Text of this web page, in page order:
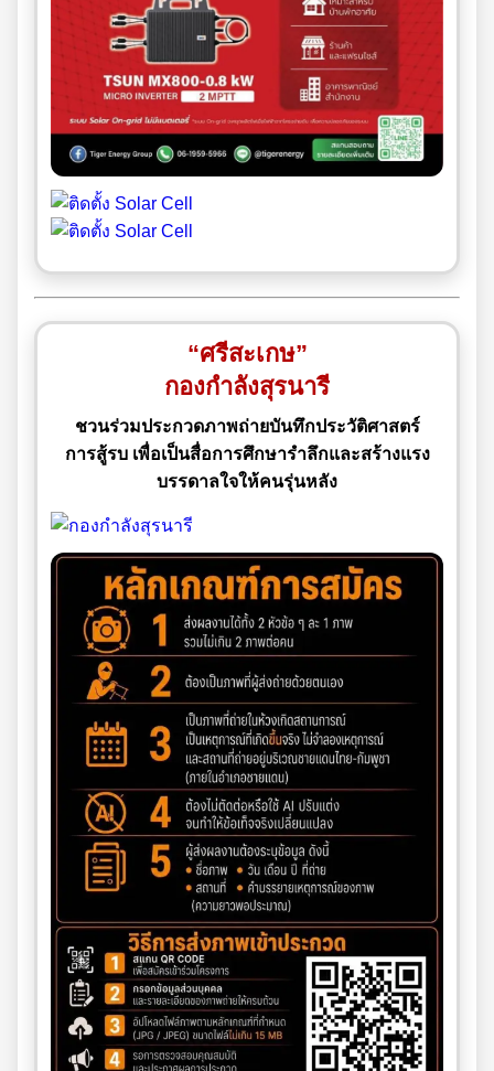
“ศรีสะเกษ”
กองกำลังสุรนารี
ชวนร่วมประกวดภาพถ่ายบันทึกประวัติศาสตร์
การสู้รบ เพื่อเป็นสื่อการศึกษารำลึกและสร้างแรง
บรรดาลใจให้คนรุ่นหลัง